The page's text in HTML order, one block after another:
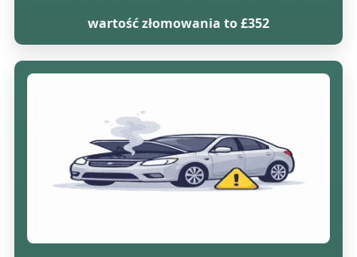
wartość złomowania to £352